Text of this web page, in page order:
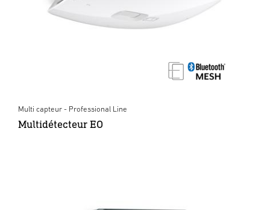
Multi capteur - Professional Line
Multidétecteur EO